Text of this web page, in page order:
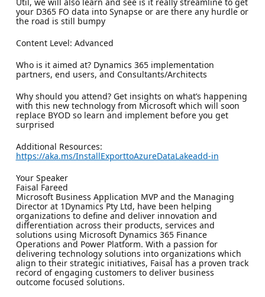
your D365 FO data into Synapse or are there any hurdle or
the road is still bumpy
Content Level: Advanced
Who is it aimed at? Dynamics 365 implementation
partners, end users, and Consultants/Architects
Why should you attend? Get insights on what’s happening
with this new technology from Microsoft which will soon
replace BYOD so learn and implement before you get
surprised
Additional Resources:
https://aka.ms/InstallExporttoAzureDataLakeadd-in
Your Speaker
Faisal Fareed
Microsoft Business Application MVP and the Managing
Director at 1Dynamics Pty Ltd, have been helping
organizations to define and deliver innovation and
differentiation across their products, services and
solutions using Microsoft Dynamics 365 Finance
Operations and Power Platform. With a passion for
delivering technology solutions into organizations which
align to their strategic initiatives, Faisal has a proven track
record of engaging customers to deliver business
outcome focused solutions.